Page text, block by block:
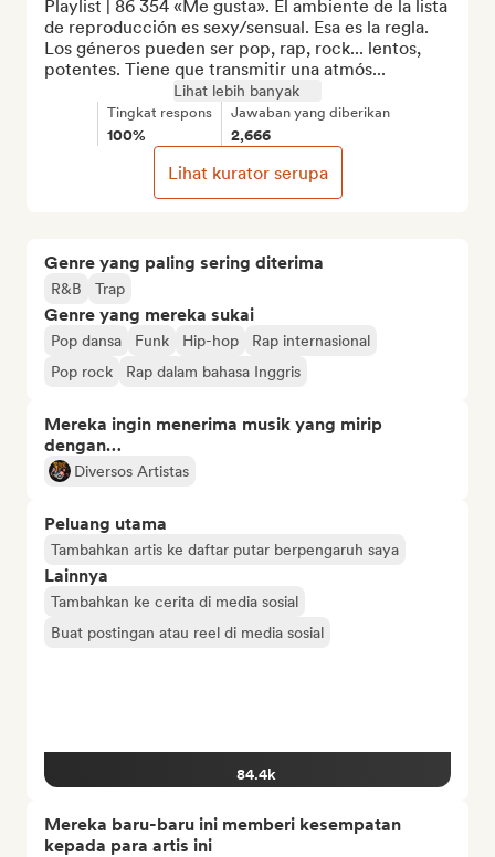
Genre yang paling sering diterima
R&B Trap
Genre yang mereka sukai
Pop dansa Funk Hip-hop
Rap internasional
Pop rock
Rap dalam bahasa Inggris
Mereka ingin menerima musik yang mirip
dengan…
Diversos Artistas
Peluang utama
Tambahkan artis ke daftar putar berpengaruh saya
Lainnya
Tambahkan ke cerita di media sosial
Buat postingan atau reel di media sosial
84.4k
Mereka baru-baru ini memberi kesempatan
kepada para artis ini
Playlist | 86 354 «Me gusta». El ambiente de la lista
de reproducción es sexy/sensual. Esa es la regla.
Los géneros pueden ser pop, rap, rock... lentos,
potentes. Tiene que transmitir una atmós...
Lihat lebih banyak
Tingkat respons
100%
Jawaban yang diberikan
2,666
Lihat kurator serupa